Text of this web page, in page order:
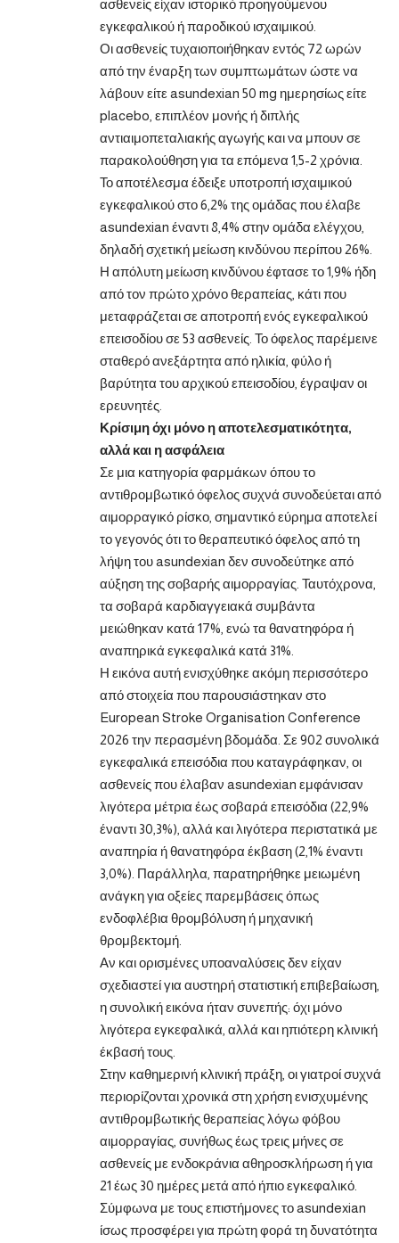
ασθενείς είχαν ιστορικό προηγούμενου
εγκεφαλικού ή παροδικού ισχαιμικού.
Οι ασθενείς τυχαιοποιήθηκαν εντός 72 ωρών
από την έναρξη των συμπτωμάτων ώστε να
λάβουν είτε asundexian 50 mg ημερησίως είτε
placebo, επιπλέον μονής ή διπλής
αντιαιμοπεταλιακής αγωγής και να μπουν σε
παρακολούθηση για τα επόμενα 1,5-2 χρόνια.
Το αποτέλεσμα έδειξε υποτροπή ισχαιμικού
εγκεφαλικού στο 6,2% της ομάδας που έλαβε
asundexian έναντι 8,4% στην ομάδα ελέγχου,
δηλαδή σχετική μείωση κινδύνου περίπου 26%.
Η απόλυτη μείωση κινδύνου έφτασε το 1,9% ήδη
από τον πρώτο χρόνο θεραπείας, κάτι που
μεταφράζεται σε αποτροπή ενός εγκεφαλικού
επεισοδίου σε 53 ασθενείς. Το όφελος παρέμεινε
σταθερό ανεξάρτητα από ηλικία, φύλο ή
βαρύτητα του αρχικού επεισοδίου, έγραψαν οι
ερευνητές.
Κρίσιμη όχι μόνο η αποτελεσματικότητα,
αλλά και η ασφάλεια
Σε μια κατηγορία φαρμάκων όπου το
αντιθρομβωτικό όφελος συχνά συνοδεύεται από
αιμορραγικό ρίσκο, σημαντικό εύρημα αποτελεί
το γεγονός ότι το θεραπευτικό όφελος από τη
λήψη του asundexian δεν συνοδεύτηκε από
αύξηση της σοβαρής αιμορραγίας. Ταυτόχρονα,
τα σοβαρά καρδιαγγειακά συμβάντα
μειώθηκαν κατά 17%, ενώ τα θανατηφόρα ή
αναπηρικά εγκεφαλικά κατά 31%.
Η εικόνα αυτή ενισχύθηκε ακόμη περισσότερο
από στοιχεία που παρουσιάστηκαν στο
European Stroke Organisation Conference
2026 την περασμένη βδομάδα. Σε 902 συνολικά
εγκεφαλικά επεισόδια που καταγράφηκαν, οι
ασθενείς που έλαβαν asundexian εμφάνισαν
λιγότερα μέτρια έως σοβαρά επεισόδια (22,9%
έναντι 30,3%), αλλά και λιγότερα περιστατικά με
αναπηρία ή θανατηφόρα έκβαση (2,1% έναντι
3,0%). Παράλληλα, παρατηρήθηκε μειωμένη
ανάγκη για οξείες παρεμβάσεις όπως
ενδοφλέβια θρομβόλυση ή μηχανική
θρομβεκτομή.
Αν και ορισμένες υποαναλύσεις δεν είχαν
σχεδιαστεί για αυστηρή στατιστική επιβεβαίωση,
η συνολική εικόνα ήταν συνεπής: όχι μόνο
λιγότερα εγκεφαλικά, αλλά και ηπιότερη κλινική
έκβασή τους.
Στην καθημερινή κλινική πράξη, οι γιατροί συχνά
περιορίζονται χρονικά στη χρήση ενισχυμένης
αντιθρομβωτικής θεραπείας λόγω φόβου
αιμορραγίας, συνήθως έως τρεις μήνες σε
ασθενείς με ενδοκράνια αθηροσκλήρωση ή για
21 έως 30 ημέρες μετά από ήπιο εγκεφαλικό.
Σύμφωνα με τους επιστήμονες το asundexian
ίσως προσφέρει για πρώτη φορά τη δυνατότητα